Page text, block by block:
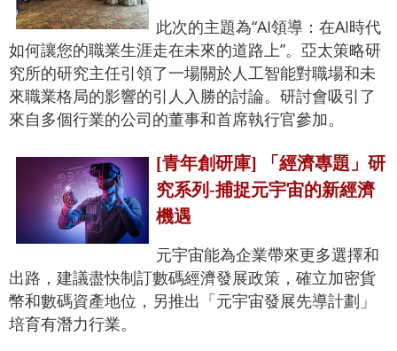
此次的主題為“AI領導：在AI時代
如何讓您的職業生涯走在未來的道路上”。亞太策略研
究所的研究主任引領了一場關於人工智能對職場和未
來職業格局的影響的引人入勝的討論。研討會吸引了
來自多個行業的公司的董事和首席執行官參加。
[青年創研庫] 「經濟專題」研
究系列-捕捉元宇宙的新經濟
機遇
元宇宙能為企業帶來更多選擇和
出路，建議盡快制訂數碼經濟發展政策，確立加密貨
幣和數碼資產地位，另推出「元宇宙發展先導計劃」
培育有潛力行業。